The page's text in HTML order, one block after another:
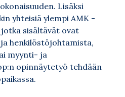
Lisäksi
yhteisiä ylempi AMK -
sisältävät ovat
henkilöstöjohtamista,
myynti- ja
opinnäytetyö tehdään